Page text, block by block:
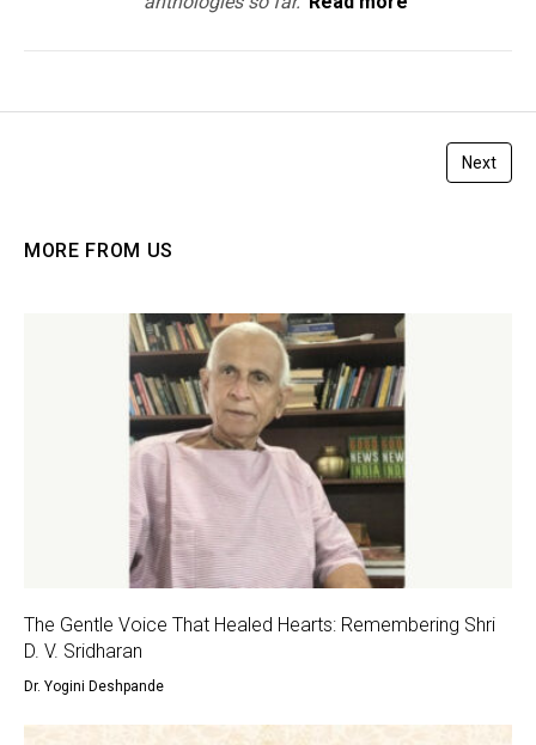
Next
MORE FROM US
The Gentle Voice That Healed Hearts: Remembering Shri
D. V. Sridharan
Dr. Yogini Deshpande